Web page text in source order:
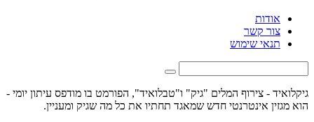
אודות
צור קשר
תנאי שימוש
גיקלואיד - צירוף המלים "גיק" ו"טבלואיד", הפורמט בו מודפס עיתון יומי -
הוא מגזין אינטרנטי חדש שמאגד תחתיו את כל מה שגיק ומעניין.